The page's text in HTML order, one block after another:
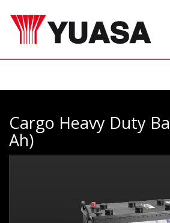
Cargo Heavy Duty
Ah)